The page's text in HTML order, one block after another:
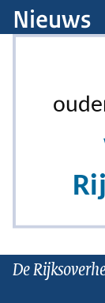
Nieuws
De